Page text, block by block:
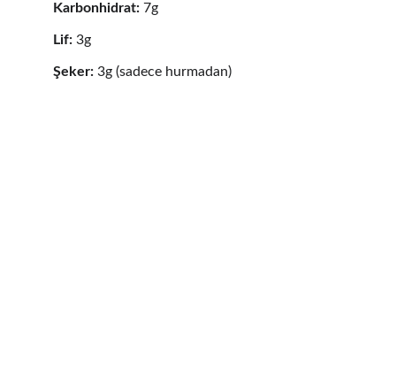
Karbonhidrat: 7g
Lif: 3g
Şeker: 3g (sadece hurmadan)